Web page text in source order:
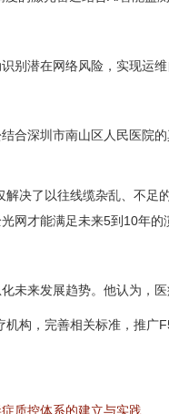
别潜在网络风险，实现运
合深圳市南山区人民医院
解决了以往线缆杂乱、不
网才能满足未来5到10年的
未来发展趋势。他认为，
构，完善相关标准，推广
质控体系的建立与实践